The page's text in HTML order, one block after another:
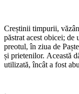
Creștinii timpurii,
păstrat acest obicei; de
preotul, în ziua de
și prietenilor. Această
utilizată, încât a fost